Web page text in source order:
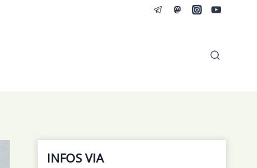
INFOS VIA